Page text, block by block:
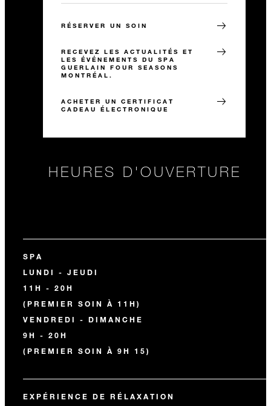
RÉSERVER UN SOIN
RECEVEZ LES ACTUALITÉS ET
LES ÉVÉNEMENTS DU SPA
GUERLAIN FOUR SEASONS
MONTRÉAL.
ACHETER UN CERTIFICAT
CADEAU ÉLECTRONIQUE
HEURES D'OUVERTURE
SPA
LUNDI - JEUDI
11H - 20H
(PREMIER SOIN À 11H)
VENDREDI - DIMANCHE
9H - 20H
(PREMIER SOIN À 9H 15)
EXPÉRIENCE DE RÉLAXATION